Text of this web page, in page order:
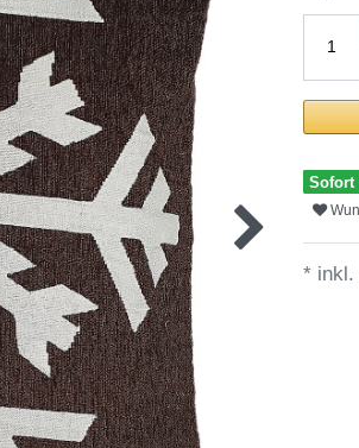
Sofort
* inkl.